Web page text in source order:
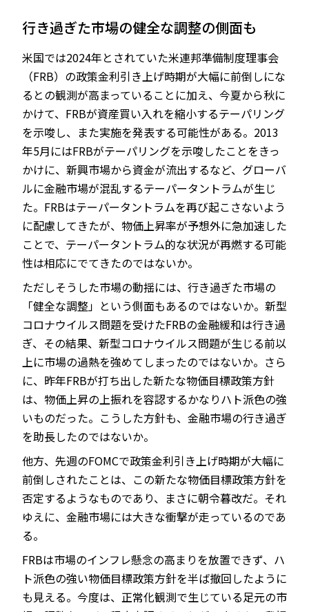
行き過ぎた市場の健全な調整の側面も
米国では2024年とされていた米連邦準備制度理事会
（FRB）の政策金利引き上げ時期が大幅に前倒しにな
るとの観測が高まっていることに加え、今夏から秋に
かけて、FRBが資産買い入れを縮小するテーパリング
を示唆し、また実施を発表する可能性がある。2013
年5月にはFRBがテーパリングを示唆したことをきっ
かけに、新興市場から資金が流出するなど、グローバ
ルに金融市場が混乱するテーパータントラムが生じ
た。FRBはテーパータントラムを再び起こさないよう
に配慮してきたが、物価上昇率が予想外に急加速した
ことで、テーパータントラム的な状況が再燃する可能
性は相応にでてきたのではないか。
ただしそうした市場の動揺には、行き過ぎた市場の
「健全な調整」という側面もあるのではないか。新型
コロナウイルス問題を受けたFRBの金融緩和は行き過
ぎ、その結果、新型コロナウイルス問題が生じる前以
上に市場の過熱を強めてしまったのではないか。さら
に、昨年FRBが打ち出した新たな物価目標政策方針
は、物価上昇の上振れを容認するかなりハト派色の強
いものだった。こうした方針も、金融市場の行き過ぎ
を助長したのではないか。
他方、先週のFOMCで政策金利引き上げ時期が大幅に
前倒しされたことは、この新たな物価目標政策方針を
否定するようなものであり、まさに朝令暮改だ。それ
ゆえに、金融市場には大きな衝撃が走っているのであ
る。
FRBは市場のインフレ懸念の高まりを放置できず、ハ
ト派色の強い物価目標政策方針を半ば撤回したように
も見える。今度は、正常化観測で生じている足元の市